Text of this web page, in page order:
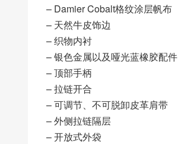
– Damier Cobalt格纹涂层帆布
– 天然牛皮饰边
– 织物内衬
– 银色金属以及哑光蓝橡胶配件
– 顶部手柄
– 拉链开合
– 可调节、不可脱卸皮革肩带
– 外侧拉链隔层
– 开放式外袋